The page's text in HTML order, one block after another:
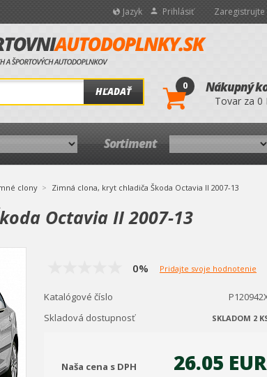
Jazyk Prihlásiť Zaregistrujte
HĽADAŤ 0 Nákupný
Tovar za 0
Sortiment
clony Zimná clona, kryt chladiča Škoda Octavia II 2007-13
Octavia II 2007-13
0% Pridajte svoje hodnotenie
Katalógové číslo
Skladová dostupnosť
SKLADOM 2
Naša cena s DPH 26.05 EUR